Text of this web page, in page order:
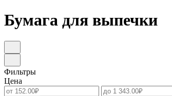
Бумага для выпечки
Фильтры
Цена